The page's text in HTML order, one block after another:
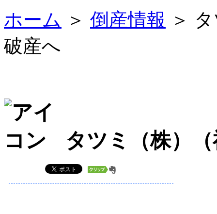
ホーム ＞ 倒産情報 ＞
破産へ
タツミ（株）